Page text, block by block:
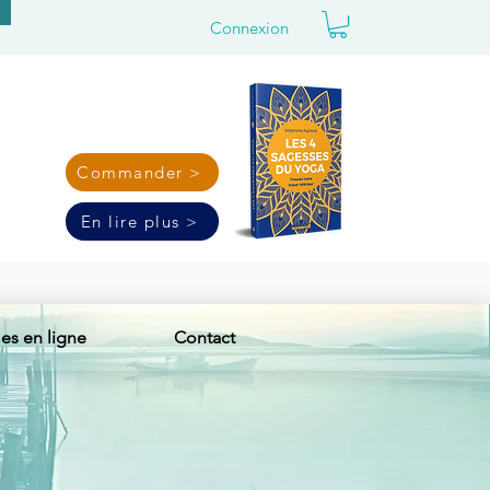
Connexion
Commander >
En lire plus >
en ligne Contact